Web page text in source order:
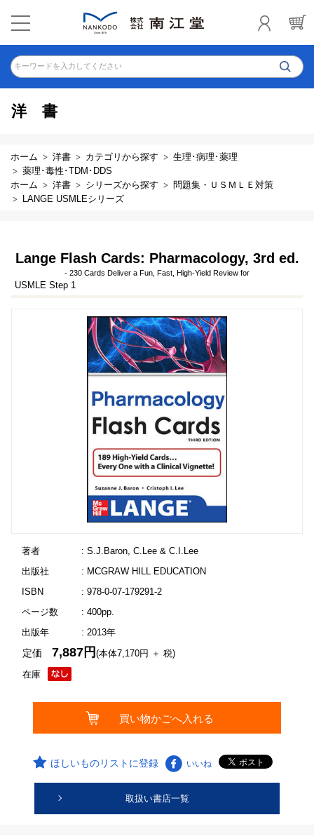
キーワードを入力してください
洋書
ホーム 洋書 カテゴリから探す
生理･病理･薬理
薬理･毒性･TDM･DDS
ホーム
洋書 シリーズから探す
問題集・ＵＳＭＬＥ対策
LANGE USMLEシリーズ
Lange Flash Cards: Pharmacology, 3rd ed.
- 230 Cards Deliver a Fun, Fast, High-Yield Review for
USMLE Step 1
著者
: S.J.Baron, C.Lee & C.I.Lee
出版社
: MCGRAW HILL EDUCATION
ISBN
: 978-0-07-179291-2
ページ数
: 400pp.
出版年
: 2013年
在庫
定価7,887円(本体7,170円 ＋ 税)
ほしいものリストに登録 いいね
取扱い書店一覧